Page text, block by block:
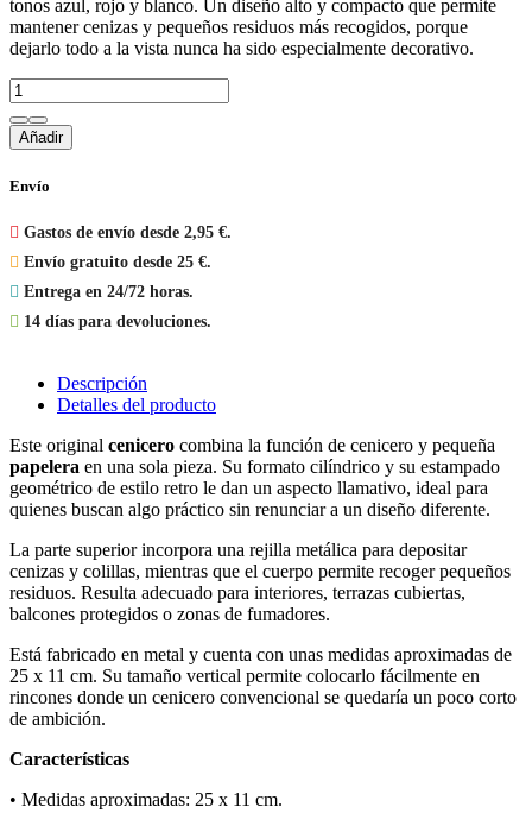
tonos azul, rojo y blanco. Un diseño alto y compacto que permite
mantener cenizas y pequeños residuos más recogidos, porque
dejarlo todo a la vista nunca ha sido especialmente decorativo.
Añadir
Envío
 Gastos de envío desde 2,95 €.
 Envío gratuito desde 25 €.
 Entrega en 24/72 horas.
 14 días para devoluciones.
Descripción
Detalles del producto
Este original cenicero combina la función de cenicero y pequeña
papelera en una sola pieza. Su formato cilíndrico y su estampado
geométrico de estilo retro le dan un aspecto llamativo, ideal para
quienes buscan algo práctico sin renunciar a un diseño diferente.
La parte superior incorpora una rejilla metálica para depositar
cenizas y colillas, mientras que el cuerpo permite recoger pequeños
residuos. Resulta adecuado para interiores, terrazas cubiertas,
balcones protegidos o zonas de fumadores.
Está fabricado en metal y cuenta con unas medidas aproximadas de
25 x 11 cm. Su tamaño vertical permite colocarlo fácilmente en
rincones donde un cenicero convencional se quedaría un poco corto
de ambición.
Características
• Medidas aproximadas: 25 x 11 cm.